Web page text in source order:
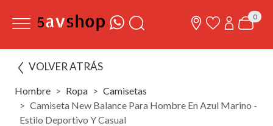
0
VOLVER ATRÁS
Hombre Ropa
Camisetas
Camiseta New Balance Para Hombre En Azul Marino -
Estilo Deportivo Y Casual